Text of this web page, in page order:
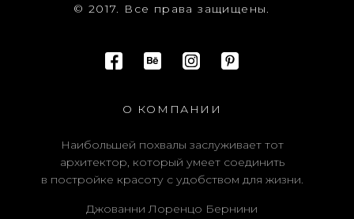
© 2017. Все права защищены.
О КОМПАНИИ
Наибольшей похвалы заслуживает тот
архитектор, который умеет соединить
в постройке красоту с удобством для жизни.
Джованни Лоренцо Бернини